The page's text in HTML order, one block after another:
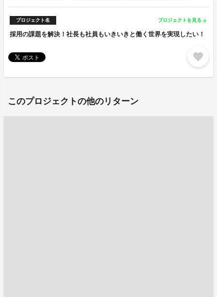
プロジェクト名 プロジェクトを見る arrow_forward
採用の課題を解決！社長も社員もいきいきと働く世界を実現したい！
favorite
このプロジェクトの他のリターン